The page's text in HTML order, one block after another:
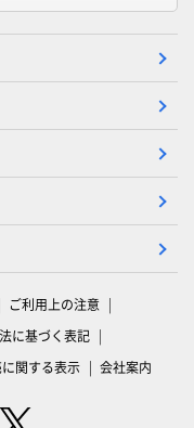
ご利用上の注意
に基づく表記
関する表示 会社案内